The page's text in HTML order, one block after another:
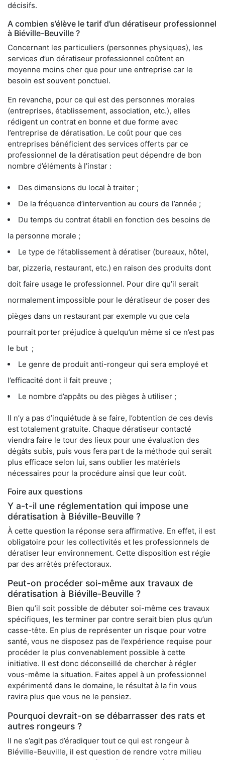
décisifs.
A combien s’élève le tarif d’un dératiseur professionnel
à Biéville-Beuville ?
Concernant les particuliers (personnes physiques), les
services d’un dératiseur professionnel coûtent en
moyenne moins cher que pour une entreprise car le
besoin est souvent ponctuel.
En revanche, pour ce qui est des personnes morales
(entreprises, établissement, association, etc.), elles
rédigent un contrat en bonne et due forme avec
l’entreprise de dératisation. Le coût pour que ces
entreprises bénéficient des services offerts par ce
professionnel de la dératisation peut dépendre de bon
nombre d’éléments à l'instar :
Des dimensions du local à traiter ;
De la fréquence d’intervention au cours de l’année ;
Du temps du contrat établi en fonction des besoins de
la personne morale ;
Le type de l’établissement à dératiser (bureaux, hôtel,
bar, pizzeria, restaurant, etc.) en raison des produits dont
doit faire usage le professionnel. Pour dire qu’il serait
normalement impossible pour le dératiseur de poser des
pièges dans un restaurant par exemple vu que cela
pourrait porter préjudice à quelqu’un même si ce n’est pas
le but ;
Le genre de produit anti-rongeur qui sera employé et
l’efficacité dont il fait preuve ;
Le nombre d’appâts ou des pièges à utiliser ;
Il n’y a pas d’inquiétude à se faire, l’obtention de ces devis
est totalement gratuite. Chaque dératiseur contacté
viendra faire le tour des lieux pour une évaluation des
dégâts subis, puis vous fera part de la méthode qui serait
plus efficace selon lui, sans oublier les matériels
nécessaires pour la procédure ainsi que leur coût.
Foire aux questions
Y a-t-il une réglementation qui impose une
dératisation à Biéville-Beuville ?
À cette question la réponse sera affirmative. En effet, il est
obligatoire pour les collectivités et les professionnels de
dératiser leur environnement. Cette disposition est régie
par des arrêtés préfectoraux.
Peut-on procéder soi-même aux travaux de
dératisation à Biéville-Beuville ?
Bien qu’il soit possible de débuter soi-même ces travaux
spécifiques, les terminer par contre serait bien plus qu’un
casse-tête. En plus de représenter un risque pour votre
santé, vous ne disposez pas de l’expérience requise pour
procéder le plus convenablement possible à cette
initiative. Il est donc déconseillé de chercher à régler
vous-même la situation. Faites appel à un professionnel
expérimenté dans le domaine, le résultat à la fin vous
ravira plus que vous ne le pensiez.
Pourquoi devrait-on se débarrasser des rats et
autres rongeurs ?
Il ne s’agit pas d’éradiquer tout ce qui est rongeur à
Biéville-Beuville, il est question de rendre votre milieu